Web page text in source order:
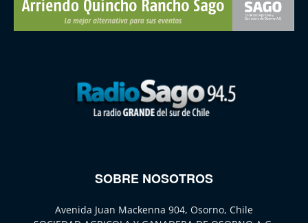
SOBRE NOSOTROS
Avenida Juan Mackenna 904, Osorno, Chile